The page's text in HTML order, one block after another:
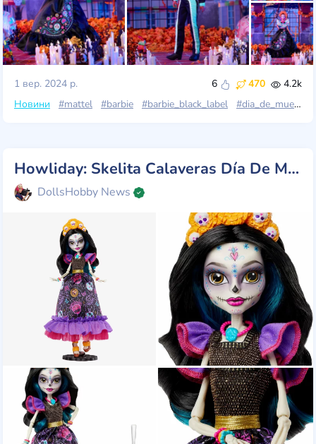
1 вер. 2024 р. 6 470
4.2k
Новини
#mattel #barbie #barbie_black_label #dia_de_muertos
Howliday: Skelita Calaveras Día De Muertos!
DollsHobby News